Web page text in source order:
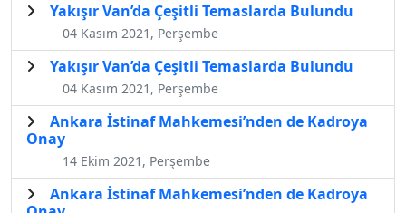
Yakışır Van’da Çeşitli Temaslarda Bulundu
04 Kasım 2021, Perşembe
Yakışır Van’da Çeşitli Temaslarda Bulundu
04 Kasım 2021, Perşembe
Ankara İstinaf Mahkemesi’nden de Kadroya
Onay
14 Ekim 2021, Perşembe
Ankara İstinaf Mahkemesi’nden de Kadroya